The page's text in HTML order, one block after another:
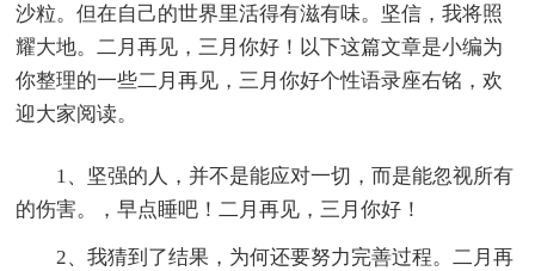
沙粒。但在自己的世界里活得有滋有味。坚信，我将照
耀大地。二月再见，三月你好！以下这篇文章是小编为
你整理的一些二月再见，三月你好个性语录座右铭，欢
迎大家阅读。
1、坚强的人，并不是能应对一切，而是能忽视所有
的伤害。，早点睡吧！二月再见，三月你好！
2、我猜到了结果，为何还要努力完善过程。二月再